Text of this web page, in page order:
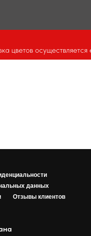
цветов
данных
Отзывы клиентов